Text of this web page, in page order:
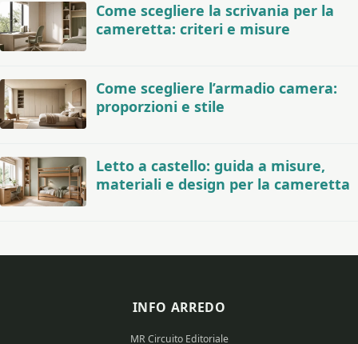
Come scegliere la scrivania per la
cameretta: criteri e misure
Come scegliere l’armadio camera:
proporzioni e stile
Letto a castello: guida a misure,
materiali e design per la cameretta
INFO ARREDO
MR Circuito Editoriale